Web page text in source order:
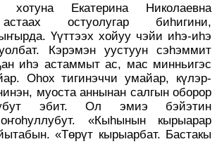
Екатерина Николаевна
остуолугар биһигини,
Үүттээх хойуу чэйи иһэ-иһэ
Кэрэмэн уустуун сэһэммит
иһэ астаммыт ас, мас минньигэс
Оһох тигинэччи умайар, күлэр-
муоста аннынан салгын оборор
эбит. Ол эмиэ бэйэтин
«Кыһынын кырыарар
«Төрүт кырыарбат. Бастакы